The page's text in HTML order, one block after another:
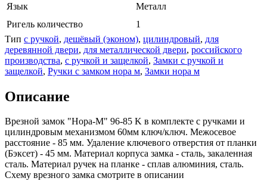
Язык
Металл
Ригель количество
1
Тип с ручкой, дешёвый (эконом), цилиндровый, для
деревянной двери, для металлической двери, российского
производства, с ручкой и защелкой, Замки с ручкой и
защелкой, Ручки с замком нора м, Замки нора м
Описание
Врезной замок "Нора-М" 96-85 K в комплекте с ручками и
цилиндровым механизмом 60мм ключ/ключ. Межосевое
расстояние - 85 мм. Удаление ключевого отверстия от планки
(Бэксет) - 45 мм. Материал корпуса замка - сталь, закаленная
сталь. Материал ручек на планке - сплав алюминия, сталь.
Схему врезного замка смотрите в описании